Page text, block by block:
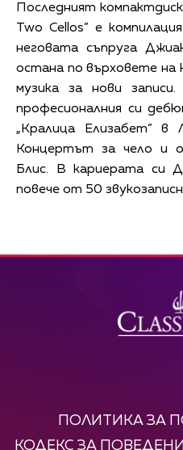
Последният
Two Cellos” е
неговата съпруга
остана по върховете на
музика за нови
професионалния си
„Кралица Елизабет” в
Концертът за чело и
Блис. В кариерата си
повече от 50
ПОЛИТИКА ЗА
КОДЕКС ЗА